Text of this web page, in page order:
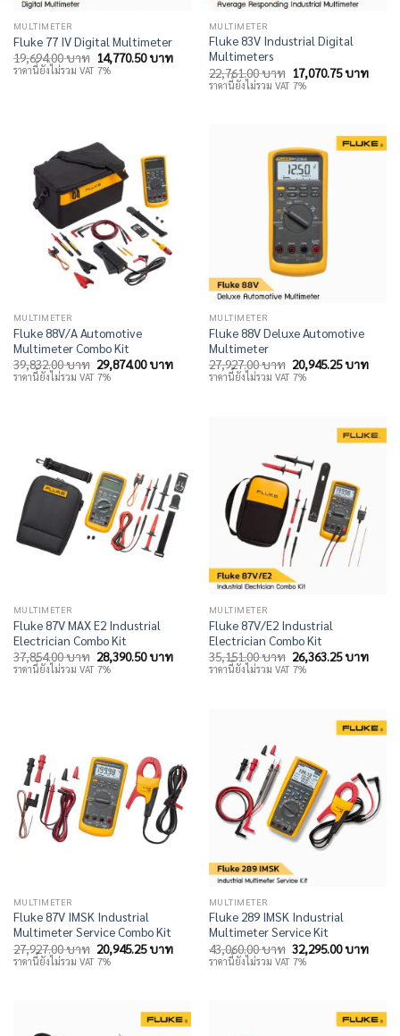
MULTIMETER
Fluke 77 IV Digital Multimeter
19,694.00บาท Original
price
14,770.50บาทCurrent
14,770.50 บาท.
ราคานี้ยังไม่รวม VAT 7%
MULTIMETER
Fluke 83V Industrial Digital
Multimeters
22,761.00บาท Original
price
was:
17,070.75บาท
price
ราคานี้ยังไม่รวม VAT 7%
MULTIMETER
Fluke 88V/A Automotive
Multimeter Combo Kit
39,832.00บาท Original
price
29,874.00บาทCurrent
ราคานี้ยังไม่รวม VAT 7%
MULTIMETER
Fluke 88V Deluxe Automotive
Multimeter
27,927.00บาท Original
price
20,945.25บาท
ราคานี้ยังไม่รวม VAT 7%
MULTIMETER
Fluke 87V MAX E2 Industrial
Electrician Combo Kit
37,854.00บาท Original
price
was:
28,390.50บาทCurrent
price
ราคานี้ยังไม่รวม VAT 7%
MULTIMETER
Fluke 87V/E2 Industrial
Electrician Combo Kit
35,151.00บาท Original
price
was:
26,363.25บาท
price
ราคานี้ยังไม่รวม VAT 7%
MULTIMETER
Fluke 87V IMSK Industrial
Multimeter Service Combo Kit
27,927.00บาท Original
price
was:
20,945.25บาทCurrent
price
ราคานี้ยังไม่รวม VAT 7%
MULTIMETER
Fluke 289 IMSK Industrial
Multimeter Service Kit
43,060.00บาท Original
price
was:
32,295.00บาท
price
ราคานี้ยังไม่รวม VAT 7%